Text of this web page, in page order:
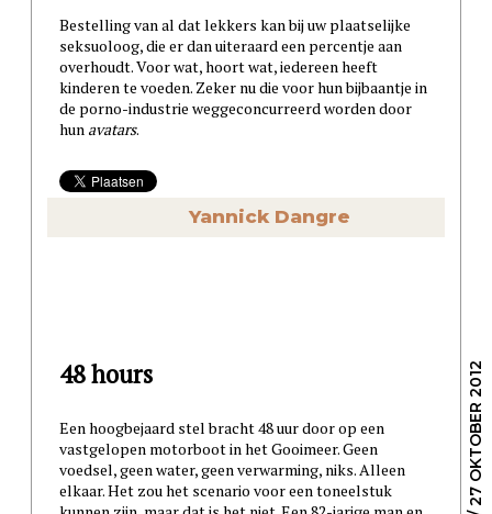
Bestelling van al dat lekkers kan bij uw plaatselijke
seksuoloog, die er dan uiteraard een percentje aan
overhoudt. Voor wat, hoort wat, iedereen heeft
kinderen te voeden. Zeker nu die voor hun bijbaantje in
de porno-industrie weggeconcurreerd worden door
hun avatars.
Yannick Dangre
/ 27 OKTOBER 2012
48 hours
Een hoogbejaard stel bracht 48 uur door op een
vastgelopen motorboot in het Gooimeer. Geen
voedsel, geen water, geen verwarming, niks. Alleen
elkaar. Het zou het scenario voor een toneelstuk